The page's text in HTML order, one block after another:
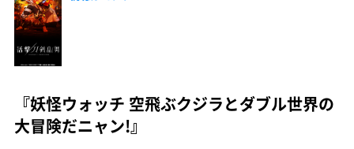
『妖怪ウォッチ 空飛ぶクジラとダブル世界の
大冒険だニャン!』